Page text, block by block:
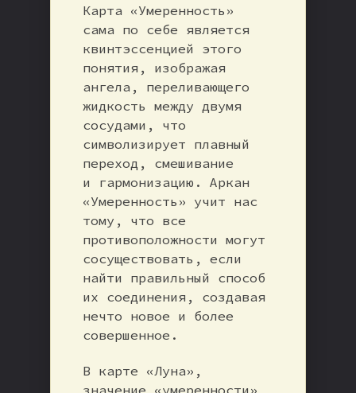
Карта «Умеренность»
сама по себе является
квинтэссенцией этого
понятия, изображая
ангела, переливающего
жидкость между двумя
сосудами, что
символизирует плавный
переход, смешивание
и гармонизацию. Аркан
«Умеренность» учит нас
тому, что все
противоположности могут
сосуществовать, если
найти правильный способ
их соединения, создавая
нечто новое и более
совершенное.
В карте «Луна»,